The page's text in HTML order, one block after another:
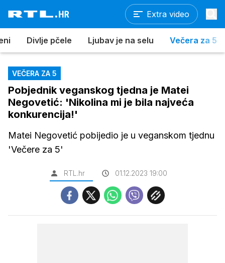
Extra video
Divlje pčele Ljubav je na selu Večera za 5
VEČERA ZA 5
Pobjednik veganskog tjedna je Matei
Negovetić: 'Nikolina mi je bila najveća
konkurencija!'
Matei Negovetić pobijedio je u veganskom tjednu
'Večere za 5'
RTL.hr 01.12.2023 19:00